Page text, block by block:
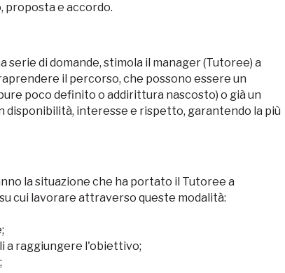
proposta e accordo.
di domande, stimola il manager (Tutoree) a
il percorso, che possono essere un
poco definito o addirittura nascosto) o già un
interesse e rispetto, garantendo la più
la situazione che ha portato il Tutoree a
cui lavorare attraverso queste modalità:
a raggiungere l'obiettivo;